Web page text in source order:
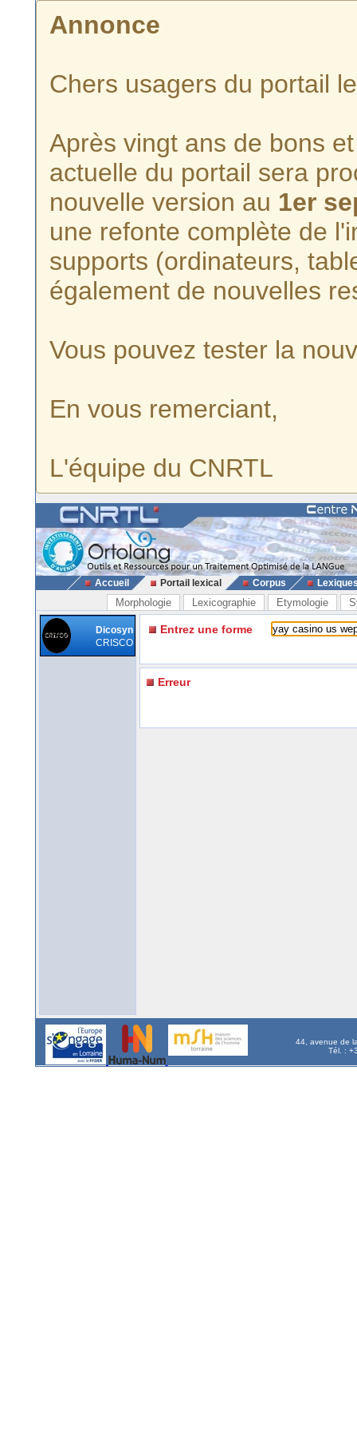
Annonce
Chers usagers du portail
Après vingt ans de bons
actuelle du portail sera
nouvelle version au 1er
une refonte complète de
supports (ordinateurs,
également de nouvelles
Vous pouvez tester la
En vous remerciant,
L'équipe du CNRTL
Accueil Portail lexical Corpus
Morphologie Lexicographie Etymologie
Dicosyn
CRISCO
Entrez une forme
Erreur
44, avenue de
Tél. :